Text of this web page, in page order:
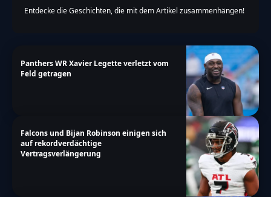
Entdecke die Geschichten, die mit dem Artikel zusammenhängen!
Panthers WR Xavier Legette verletzt vom
Feld getragen
Falcons und Bijan Robinson einigen sich
auf rekordverdächtige
Vertragsverlängerung